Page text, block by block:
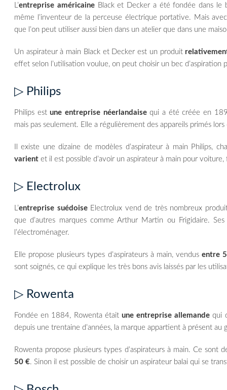
L’entreprise américaineBlack et Decker a été fondée dans le
même l’inventeur de la perceuse électrique portative. Mais
que l’on peut utiliser aussi bien dans un atelier que dans une
Un aspirateur à main Black et Decker est un produit
effet selon l’utilisation voulue, on peut choisir un bec d’aspiration
▷ Philips
Philips estune entreprise néerlandaisequi a été créée en
mais pas seulement. Elle a régulièrement des appareils primés
Il existe une dizaine de modèles d’aspirateur à main Philips,
varient et il est possible d’avoir un aspirateur à main pour
▷ Electrolux
L’entreprise suédoiseElectrolux vend de très nombreux
que d’autres marques comme Arthur Martin ou Frigidaire.
l’électroménager.
Elle propose plusieurs types d’aspirateurs à main, vendusentre
sont soignés, ce qui explique les très bons avis laissés par les
▷ Rowenta
Fondée en 1884, Rowenta était une entreprise allemande qui
depuis une trentaine d’années, la marque appartient à présent au
Rowenta propose plusieurs types d’aspirateurs à main. Ce
50 €. Sinon il est possible de choisir un aspirateur balai qui se